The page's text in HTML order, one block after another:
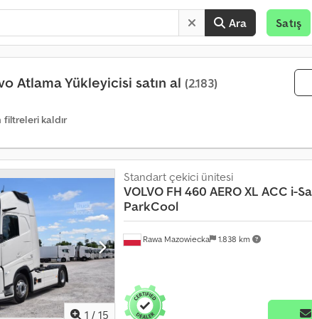
Ara Satış
Atlama Yükleyicisi satın al (2.183)
filtreleri kaldır
1 / 15
Rawa Mazowiecka 1.838 km
Standart çekici ünitesi
VOLVO FH 460 AERO XL ACC i-
ParkCool